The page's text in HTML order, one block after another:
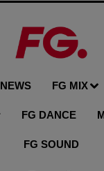
NEWS FG MIX
FG DANCE
FG SOUND